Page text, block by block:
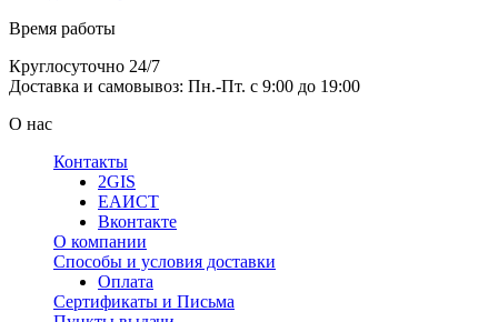
Время работы
Круглосуточно 24/7
Доставка и самовывоз: Пн.-Пт. с 9:00 до 19:00
О нас
Контакты
2GIS
ЕАИСТ
Вконтакте
О компании
Способы и условия доставки
Оплата
Сертификаты и Письма